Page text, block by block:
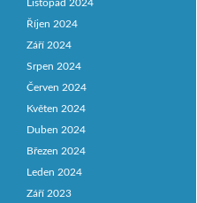
Listopad 2024
Říjen 2024
Září 2024
Srpen 2024
Červen 2024
Květen 2024
Duben 2024
Březen 2024
Leden 2024
Září 2023